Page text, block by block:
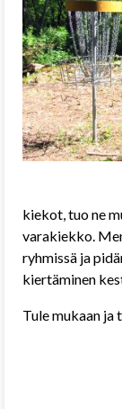
kiekot, tuo ne
varakiekko.
ryhmissä ja
kiertäminen
Tule mukaan ja